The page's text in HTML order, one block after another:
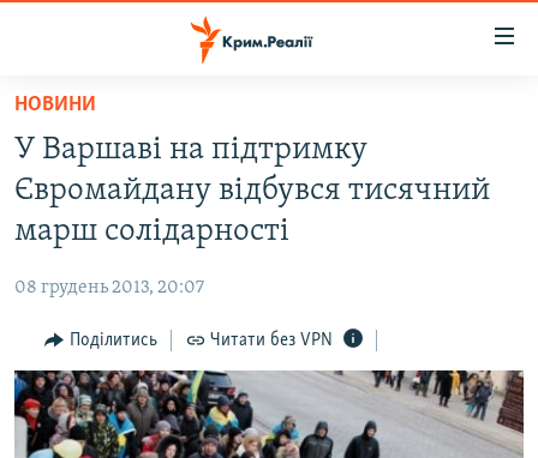
Перейти
основного
матеріалу
Перейти
до
основної
навігації
Перейти
до
пошуку
ВОДА.КРИМ
ВІДЕО ТА ФОТО
БЛОГИ
ПОГЛЯД
ІНТЕРВ'Ю
ВСЕ ЗА ДЕНЬ
НОВИНИ
У Варшаві на підтримку
Євромайдану відбувся тисячний
марш солідарності
08 грудень 2013, 20:07
Поділитись Читати без VPN